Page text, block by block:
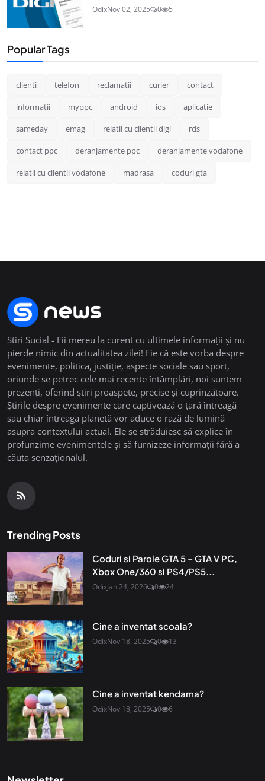
OdixNov 02, 2025 0 5
Popular Tags
clienti telefon reclamatii curier contact
informatii myppc android ios aplicatie
sameday emag relatii cu clientii digi rds
contact ppc deranjamente ppc deranjamente vodafone
relatii cu clientii vodafone madrasa coduri gta
Stiri Sucial - Fii mereu la curent cu ultimele informații și nu
pierde nimic din actualitatea zilei! Fie că este vorba despre
evenimente, politica, justiție, aspecte sociale sau sport,
oriunde se petrec cele mai recente întâmplări, noi suntem
prezenți, oferind știri proaspete, precise și cuprinzătoare.
Știrile despre evenimente care captivează o țară întreagă
sau chiar întreaga planetă vor aduce o rază de lumină
asupra contextului actual. Ele se străduiesc să explice în
profunzime evenimentele și să furnizeze informații fără a
căuta senzaționalul.
Trending Posts
Coduri si Parole GTA 5 – GTA V PC,
Xbox One/360 si PS4/PS5...
OdixJan 24, 2026 0 24
Cine a inventat scoala?
OdixNov 18, 2025 0 13
Cine a inventat kendama?
OdixNov 18, 2025 0 6